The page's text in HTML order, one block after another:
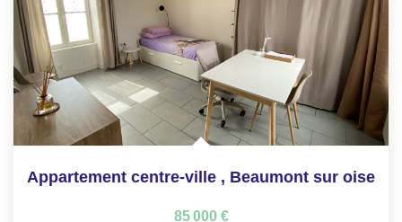
Appartement centre-ville , Beaumont sur oise
85 000 €